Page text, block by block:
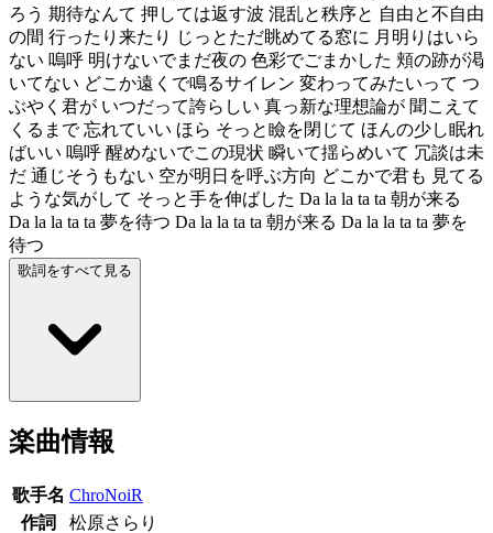
ろう 期待なんて 押しては返す波 混乱と秩序と 自由と不自由
の間 行ったり来たり じっとただ眺めてる窓に 月明りはいら
ない 嗚呼 明けないでまだ夜の 色彩でごまかした 頬の跡が渇
いてない どこか遠くで鳴るサイレン 変わってみたいって つ
ぶやく君が いつだって誇らしい 真っ新な理想論が 聞こえて
くるまで 忘れていい ほら そっと瞼を閉じて ほんの少し眠れ
ばいい 嗚呼 醒めないでこの現状 瞬いて揺らめいて 冗談は未
だ 通じそうもない 空が明日を呼ぶ方向 どこかで君も 見てる
ような気がして そっと手を伸ばした Da la la ta ta 朝が来る
Da la la ta ta 夢を待つ Da la la ta ta 朝が来る Da la la ta ta 夢を
待つ
歌詞をすべて見る
楽曲情報
歌手名 ChroNoiR
作詞
松原さらり